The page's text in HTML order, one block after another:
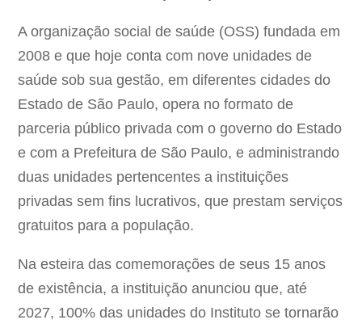
A organização social de saúde (OSS) fundada em
2008 e que hoje conta com nove unidades de
saúde sob sua gestão, em diferentes cidades do
Estado de São Paulo, opera no formato de
parceria público privada com o governo do Estado
e com a Prefeitura de São Paulo, e administrando
duas unidades pertencentes a instituições
privadas sem fins lucrativos, que prestam serviços
gratuitos para a população.
Na esteira das comemorações de seus 15 anos
de existência, a instituição anunciou que, até
2027, 100% das unidades do Instituto se tornarão